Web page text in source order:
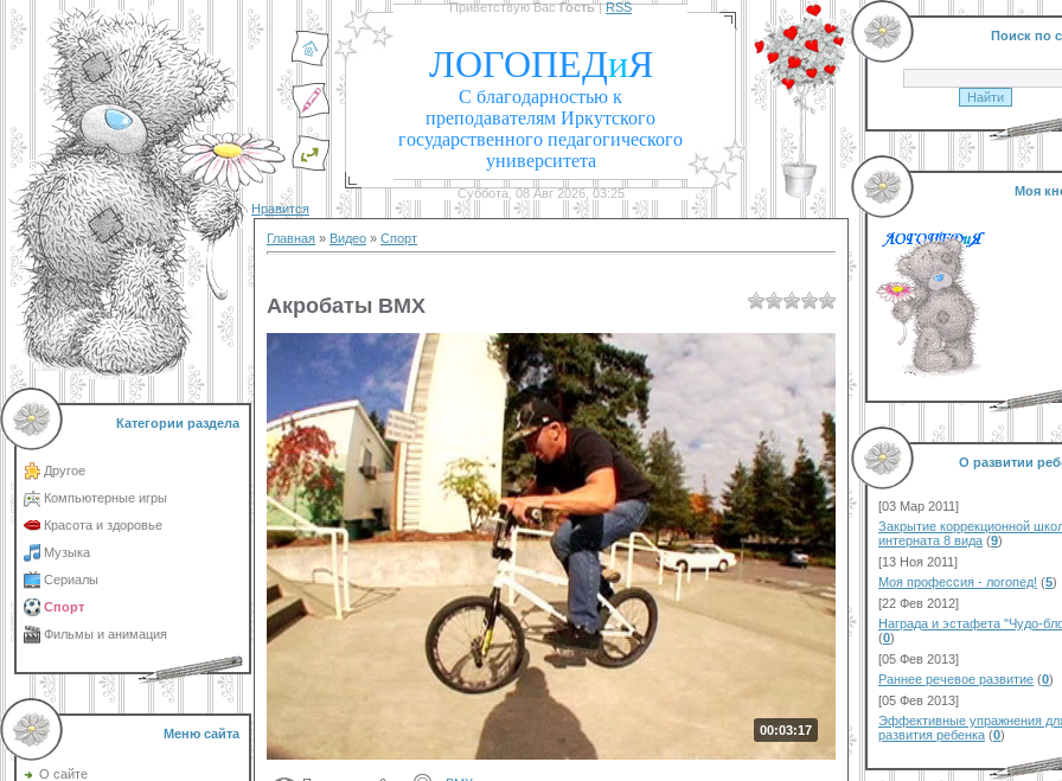
Категории раздела
Другое
Компьютерные игры
Красота и здоровье
Музыка
Сериалы
Спорт
Фильмы и анимация
Меню сайта
О сайте
Приветствую Вас Гость|RSS
ЛОГОПЕДиЯ
С благодарностью к
преподавателям Иркутского
государственного педагогического
университета
Суббота, 08 Авг 2026, 03:25
Нравится
Главная » Видео » Спорт
Акробаты BMX
00:03:17
Поиск по
Моя
О развитии
[03 Мар 2011]
Закрытие коррекционной
интерната 8 вида (9)
[13 Ноя 2011]
Моя профессия - логопед! (5)
[22 Фев 2012]
Награда и эстафета "Чудо-
(0)
[05 Фев 2013]
Раннее речевое развитие (0)
[05 Фев 2013]
Эффективные упражнения
развития ребенка (0)